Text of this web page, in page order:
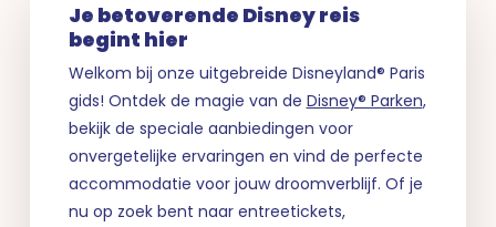
Je betoverende Disney reis
begint hier
Welkom bij onze uitgebreide Disneyland® Paris
gids! Ontdek de magie van de Disney® Parken,
bekijk de speciale aanbiedingen voor
onvergetelijke ervaringen en vind de perfecte
accommodatie voor jouw droomverblijf. Of je
nu op zoek bent naar entreetickets,